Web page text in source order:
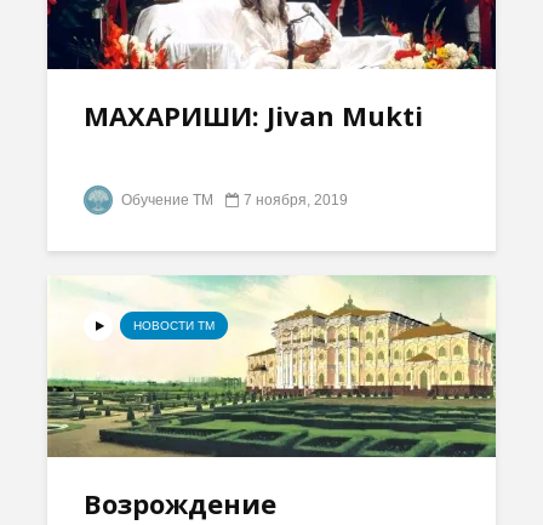
МАХАРИШИ: Jivan Mukti
Обучение ТМ 7 ноября, 2019
НОВОСТИ ТМ
Возрождение